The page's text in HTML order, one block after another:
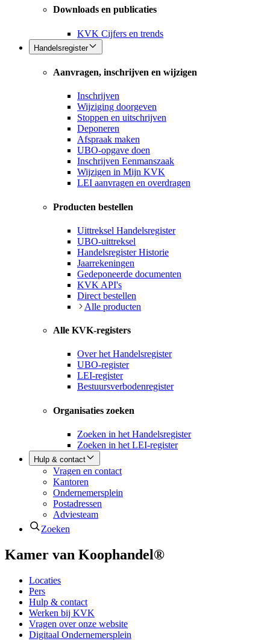
Downloads en publicaties
KVK Cijfers en trends
Handelsregister
Aanvragen, inschrijven en wijzigen
Inschrijven
Wijziging doorgeven
Stoppen en uitschrijven
Deponeren
Afspraak maken
UBO-opgave doen
Inschrijven Eenmanszaak
Wijzigen in Mijn KVK
LEI aanvragen en overdragen
Producten bestellen
Uittreksel Handelsregister
UBO-uittreksel
Handelsregister Historie
Jaarrekeningen
Gedeponeerde documenten
KVK API's
Direct bestellen
Alle producten
Alle KVK-registers
Over het Handelsregister
UBO-register
LEI-register
Bestuursverbodenregister
Organisaties zoeken
Zoeken in het Handelsregister
Zoeken in het LEI-register
Hulp & contact
Vragen en contact
Kantoren
Ondernemersplein
Postadressen
Adviesteam
Zoeken
Kamer van Koophandel®
Locaties
Pers
Hulp & contact
Werken bij KVK
Vragen over onze website
Digitaal Ondernemersplein